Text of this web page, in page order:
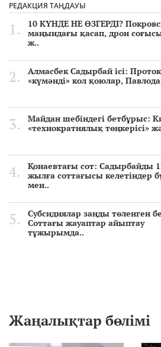
РЕДАКЦИЯ ТАҢДАУЫ
10 КҮНДЕ НЕ ӨЗГЕРДІ?
маңындағы қасап, дрон
ж..
Алмасбек Садырбай ісі:
«күмәнді» кол қоюлар,
Майдан шебіндегі бетбұрыс:
«технократиялық төңкерісі»
Қонаевтағы сот: Садырбайды
жылға соттағысы келетіндер
мен..
Субсидиялар заңды төленген
Соттағы жауаптар айыптау
тұжырымда..
Жаңалықтар бөлімі